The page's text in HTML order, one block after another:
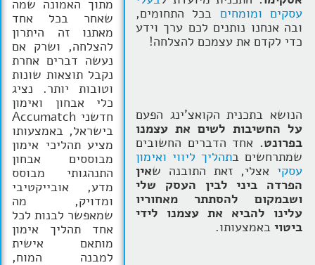
מתוך האמונה שמה
שאחר בכל אחד
מאתנו זה היתרון
להצלחה, ושרק אם
נעשה דברים אחרת
נקבל תוצאות שונות
וטובות יותר. נציג
כלי אבחון ואימון
חדשני Accumatch
בישראל, באמצעותו
מציע תהליכי אימון
מבוססים אבחון
התנהגותי מבוסס
מדע, אובייקטיבי
ומדויק, מה
שמאפשר לבנות לכל
אחד תהליך אימון
מותאם אישית
למבנה המוח,
עסקים ומומחים בכל התחומים,
ובה אנחנו נותנים לכם ערך וידע
כדי לקדם את עצמכם להצלחה!
הנושא בתכנית הקואצ'ינג הפעם
על החשיבות לשים את עצמנו
בפרונט. אחד הדברים החשובים
שמתרחשים בתהליך ליווי ואימון
עסקי אצלי, זאת התובנה שאין
הפרדה ביני לבין העסק שלי
ושבמקום להסתתר מאחוריו
עלינו להביא את עצמנו לידי
ביטוי באמצעותו.